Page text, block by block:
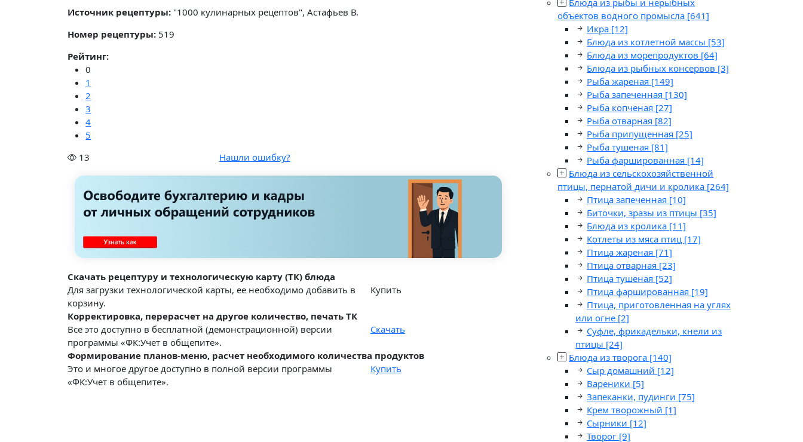
объектов водного промысла [641]
Икра [12]
Блюда из котлетной массы [53]
Блюда из морепродуктов [64]
Блюда из рыбных консервов [3]
Рыба жареная [149]
Рыба запеченная [130]
Рыба копченая [27]
Рыба отварная [82]
Рыба припущенная [25]
Рыба тушеная [81]
Рыба фаршированная [14]
Блюда из сельскохозяйственной
птицы, пернатой дичи и кролика [264]
Птица запеченная [10]
Биточки, зразы из птицы [35]
Блюда из кролика [11]
Котлеты из мяса птиц [17]
Птица жареная [71]
Птица отварная [23]
Птица тушеная [52]
Птица фаршированная [19]
Птица, приготовленная на углях
или огне [2]
Суфле, фрикадельки, кнели из
птицы [24]
Блюда из творога [140]
Сыр домашний [12]
Вареники [5]
Запеканки, пудинги [75]
Крем творожный [1]
Сырники [12]
Творог [9]
Источник рецептуры: "1000 кулинарных рецептов", Астафьев В.
Номер рецептуры: 519
Рейтинг:
0
1
2
3
4
5
13
Нашли ошибку?
Скачать рецептуру и технологическую карту (ТК) блюда
Для загрузки технологической карты, ее необходимо добавить в
корзину.
Купить
Корректировка, перерасчет на другое количество, печать ТК
Все это доступно в бесплатной (демонстрационной) версии
программы «ФК:Учет в общепите».
Скачать
Формирование планов-меню, расчет необходимого количества продуктов
Это и многое другое доступно в полной версии программы
«ФК:Учет в общепите».
Купить